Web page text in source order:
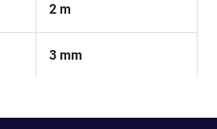
2 m
3 mm